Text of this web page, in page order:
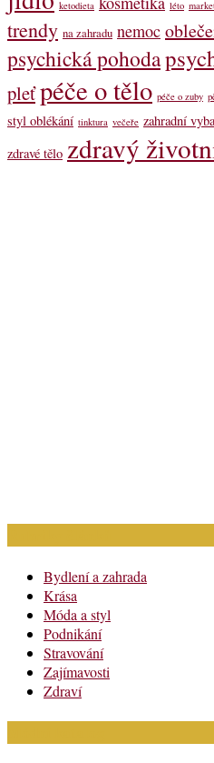
ketodieta léto
trendy na zahradu nemoc
psychická pohoda
pleťpéče o tělo péče o zuby
styl oblékání tinktura večeře zahradní
zdravé tělo zdravý
Bydlení a zahrada
Krása
Móda a styl
Podnikání
Stravování
Zajímavosti
Zdraví